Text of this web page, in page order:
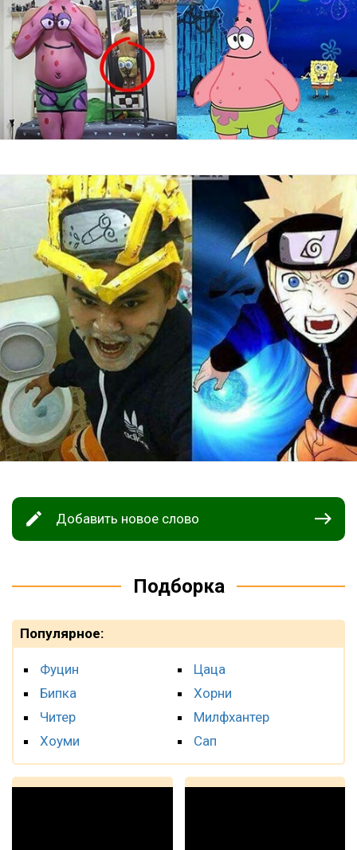
Добавить новое слово
Подборка
Популярное:
Фуцин
Бипка
Читер
Хоуми
Цаца
Хорни
Милфхантер
Сап